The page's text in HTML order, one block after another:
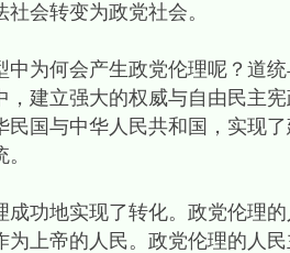
会转变为政党社会。
中为何会产生政党伦理呢？道
，建立强大的权威与自由民主
民国与中华人民共和国，实现
成功地实现了转化。政党伦理
为上帝的人民。政党伦理的人